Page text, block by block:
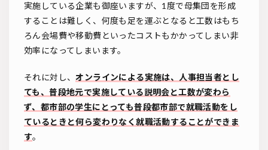
実施している企業も御座いますが、1度で母集団を形成
することは難しく、何度も足を運ぶとなると工数はもち
ろん会場費や移動費といったコストもかかってしまい非
効率になってしまいます。
それに対し、オンラインによる実施は、人事担当者とし
ても、普段地元で実施している説明会と工数が変わら
ず、都市部の学生にとっても普段都市部で就職活動をし
ているときと何ら変わりなく就職活動することができま
す。